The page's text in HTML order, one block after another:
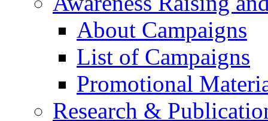
About Campaigns
List of Campaigns
Promotional
Research &